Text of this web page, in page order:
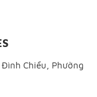
Đình Chiểu, Phường